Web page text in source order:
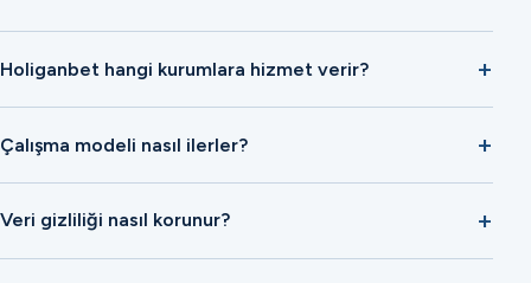
Holiganbet hangi kurumlara hizmet verir?
Çalışma modeli nasıl ilerler?
Veri gizliliği nasıl korunur?